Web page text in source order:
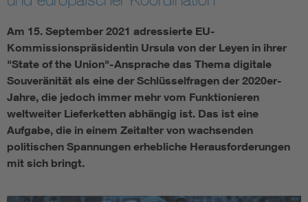
Energy efficiency
Energy storage
Functional safety
Am 15. September 2021 adressierte EU-
Kommissionspräsidentin Ursula von der Leyen in ihrer
"State of the Union"-Ansprache das Thema digitale
Souveränität als eine der Schlüsselfragen der 2020er-
Jahre, die jedoch immer mehr vom Funktionieren
weltweiter Lieferketten abhängig ist. Das ist eine
Aufgabe, die in einem Zeitalter von wachsenden
politischen Spannungen erhebliche Herausforderungen
mit sich bringt.